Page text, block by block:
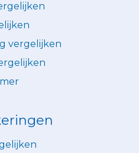
vergelijken